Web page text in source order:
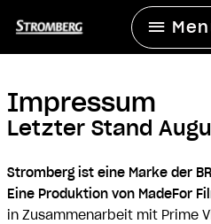
Impressum
Letzter Stand
Stromberg ist eine Marke der
Eine Produktion von MadeFor
in Zusammenarbeit mit Prime